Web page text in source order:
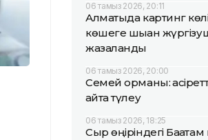
06 тамыз 2026, 20:11
Алматыда картинг
көшеге шыққан
жазаланды
06 тамыз 2026, 20:00
Семей орманы:
қайта түлеу
06 тамыз 2026, 18:25
Сыр өңіріндегі